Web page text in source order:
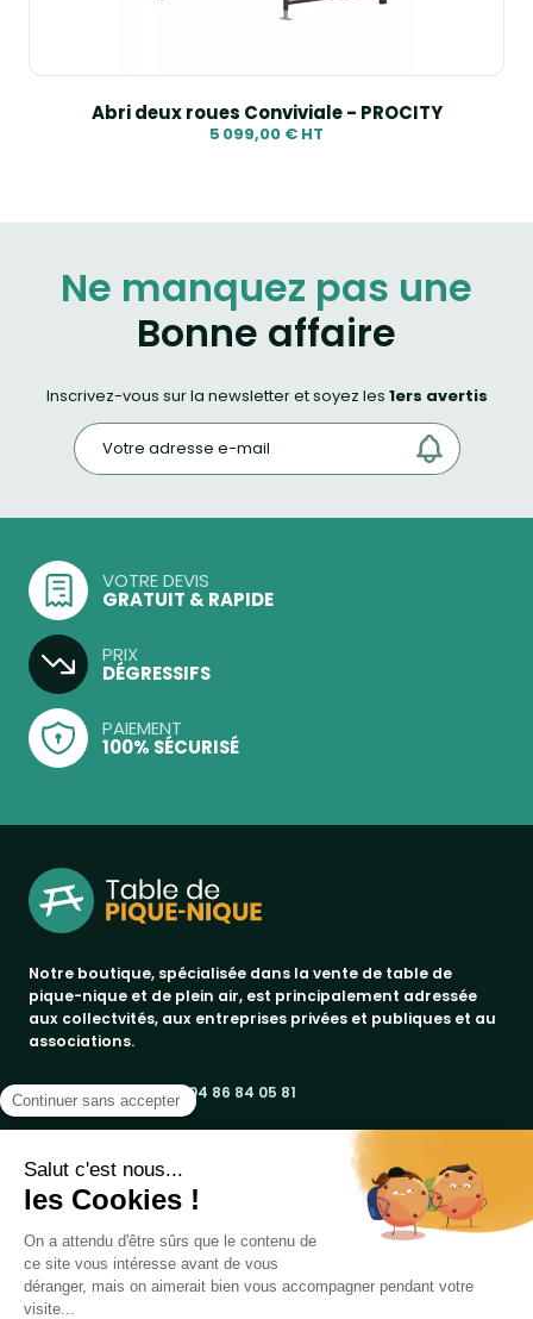
Abri deux roues Conviviale - PROCITY
5 099,00 € HT
Ne manquez pas une
Bonne affaire
Inscrivez-vous sur la newsletter et soyez les 1ers avertis
VOTRE DEVIS
GRATUIT & RAPIDE
PRIX
DÉGRESSIFS
PAIEMENT
100% SÉCURISÉ
Notre boutique, spécialisée dans la vente de table de
pique-nique et de plein air, est principalement adressée
aux collectvités, aux entreprises privées et publiques et au
associations.
Infos et contact au04 86 84 05 81
Produits
bancs publics
corbeilles de ville & propreté
promos
Notre société
a propos
paiement sécurisé
Marques
jad groupe